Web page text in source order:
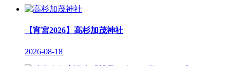
【宵宮2026】高杉加茂神社
2026-08-18